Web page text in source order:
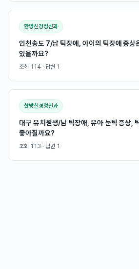
한방신경정신과
인천송도 7/남 틱장애, 아이의 틱장애 증상
있을까요?
조회 114 · 답변 1
한방신경정신과
대구 유치원생/남 틱장애, 유아 눈틱 증상,
좋아질까요?
조회 113 · 답변 1